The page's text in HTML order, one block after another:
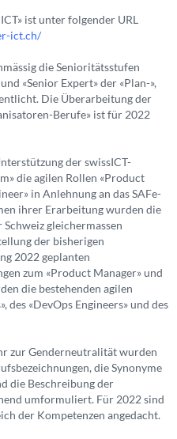
ist unter folgender URL
ict.ch/
die Senioritätsstufen
«Senior Expert» der «Plan-»,
Die Überarbeitung der
Berufe» ist für 2022
der swissICT-
die agilen Rollen «Product
in Anlehnung an das SAFe-
ihrer Erarbeitung wurden die
gleichermassen
der bisherigen
2022 geplanten
zum «Product Manager» und
die bestehenden agilen
des «DevOps Engineers» und des
zur Genderneutralität wurden
die Synonyme
die Beschreibung der
umformuliert. Für 2022 sind
der Kompetenzen angedacht.